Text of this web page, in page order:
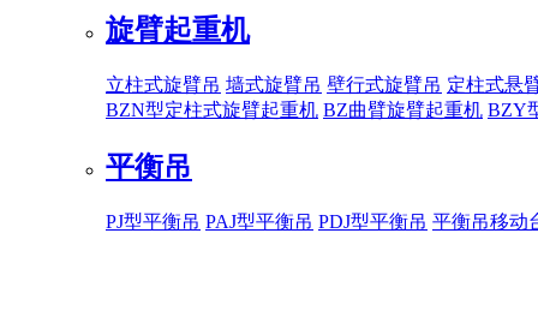
旋臂起重机
立柱式旋臂吊 墙式旋臂吊 壁行式旋臂吊 定柱式悬
BZN型定柱式旋臂起重机 BZ曲臂旋臂起重机 BZY
平衡吊
PJ型平衡吊 PAJ型平衡吊 PDJ型平衡吊 平衡吊移动